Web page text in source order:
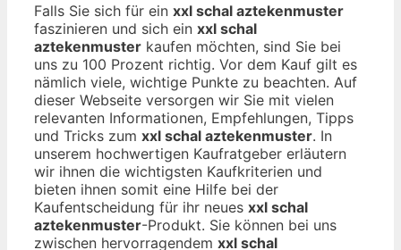
Falls Sie sich für ein xxl schal aztekenmuster
faszinieren und sich ein xxl schal
aztekenmuster kaufen möchten, sind Sie bei
uns zu 100 Prozent richtig. Vor dem Kauf gilt es
nämlich viele, wichtige Punkte zu beachten. Auf
dieser Webseite versorgen wir Sie mit vielen
relevanten Informationen, Empfehlungen, Tipps
und Tricks zum xxl schal aztekenmuster. In
unserem hochwertigen Kaufratgeber erläutern
wir ihnen die wichtigsten Kaufkriterien und
bieten ihnen somit eine Hilfe bei der
Kaufentscheidung für ihr neues xxl schal
aztekenmuster-Produkt. Sie können bei uns
zwischen hervorragendem xxl schal